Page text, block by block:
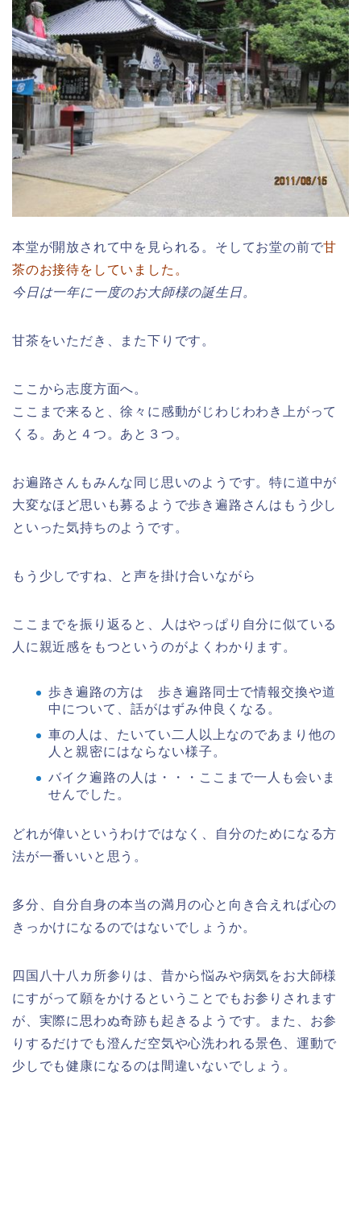
本堂が開放されて中を見られる。そしてお堂の前で甘
茶のお接待をしていました。
今日は一年に一度のお大師様の誕生日。
甘茶をいただき、また下りです。
ここから志度方面へ。
ここまで来ると、徐々に感動がじわじわわき上がって
くる。あと４つ。あと３つ。
お遍路さんもみんな同じ思いのようです。特に道中が
大変なほど思いも募るようで歩き遍路さんはもう少し
といった気持ちのようです。
もう少しですね、と声を掛け合いながら
ここまでを振り返ると、人はやっぱり自分に似ている
人に親近感をもつというのがよくわかります。
歩き遍路の方は 歩き遍路同士で情報交換や道
中について、話がはずみ仲良くなる。
車の人は、たいてい二人以上なのであまり他の
人と親密にはならない様子。
バイク遍路の人は・・・ここまで一人も会いま
せんでした。
どれが偉いというわけではなく、自分のためになる方
法が一番いいと思う。
多分、自分自身の本当の満月の心と向き合えれば心の
きっかけになるのではないでしょうか。
四国八十八カ所参りは、昔から悩みや病気をお大師様
にすがって願をかけるということでもお参りされます
が、実際に思わぬ奇跡も起きるようです。また、お参
りするだけでも澄んだ空気や心洗われる景色、運動で
少しでも健康になるのは間違いないでしょう。